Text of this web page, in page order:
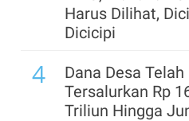
Harus Dilihat,
Dicicipi
4
Dana Desa Telah
Tersalurkan Rp
Triliun Hingga